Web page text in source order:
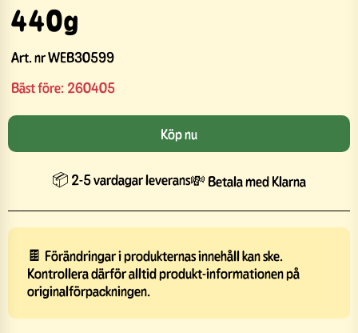
440g
Art. nrWEB30599
Bäst före: 260405
Köp nu
📦 2-5 vardagar leverans💸 Betala med Klarna
🍫 Förändringar i produkternas innehåll kan ske.
Kontrollera därför alltid produkt-informationen på
originalförpackningen.